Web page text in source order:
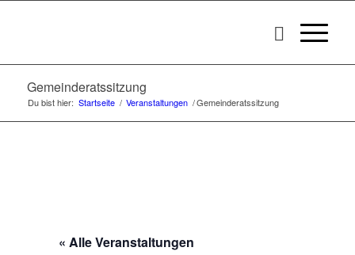
Gemeinderatssitzung
Du bist hier: Startseite / Veranstaltungen /Gemeinderatssitzung
« Alle Veranstaltungen